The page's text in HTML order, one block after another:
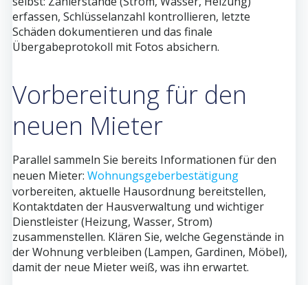
erfassen, Schlüsselanzahl kontrollieren, letzte
Schäden dokumentieren und das finale
Übergabeprotokoll mit Fotos absichern.
Vorbereitung für den
neuen Mieter
Parallel sammeln Sie bereits Informationen für den
neuen Mieter: Wohnungsgeberbestätigung
vorbereiten, aktuelle Hausordnung bereitstellen,
Kontaktdaten der Hausverwaltung und wichtiger
Dienstleister (Heizung, Wasser, Strom)
zusammenstellen. Klären Sie, welche Gegenstände in
der Wohnung verbleiben (Lampen, Gardinen, Möbel),
damit der neue Mieter weiß, was ihn erwartet.